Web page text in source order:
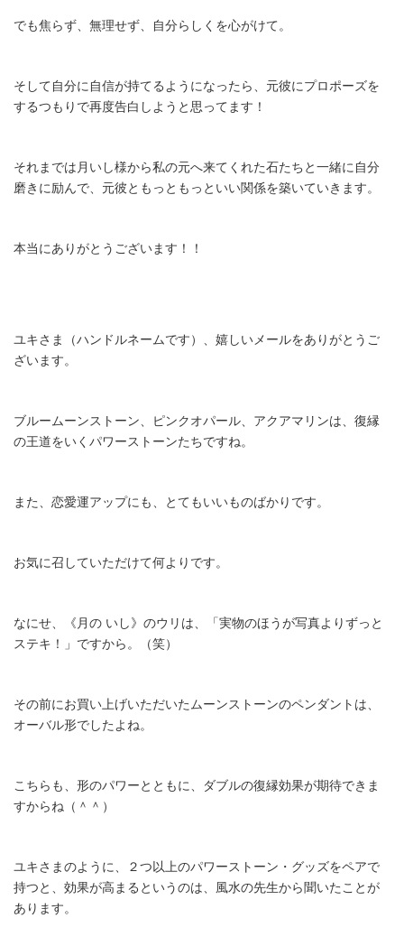
でも焦らず、無理せず、自分らしくを心がけて。
そして自分に自信が持てるようになったら、元彼にプロポーズを
するつもりで再度告白しようと思ってます！
それまでは月いし様から私の元へ来てくれた石たちと一緒に自分
磨きに励んで、元彼ともっともっといい関係を築いていきます。
本当にありがとうございます！！
ユキさま（ハンドルネームです）、嬉しいメールをありがとうご
ざいます。
ブルームーンストーン、ピンクオパール、アクアマリンは、復縁
の王道をいくパワーストーンたちですね。
また、恋愛運アップにも、とてもいいものばかりです。
お気に召していただけて何よりです。
なにせ、《月の いし》のウリは、「実物のほうが写真よりずっと
ステキ！」ですから。（笑）
その前にお買い上げいただいたムーンストーンのペンダントは、
オーバル形でしたよね。
こちらも、形のパワーとともに、ダブルの復縁効果が期待できま
すからね（＾＾）
ユキさまのように、２つ以上のパワーストーン・グッズをペアで
持つと、効果が高まるというのは、風水の先生から聞いたことが
あります。